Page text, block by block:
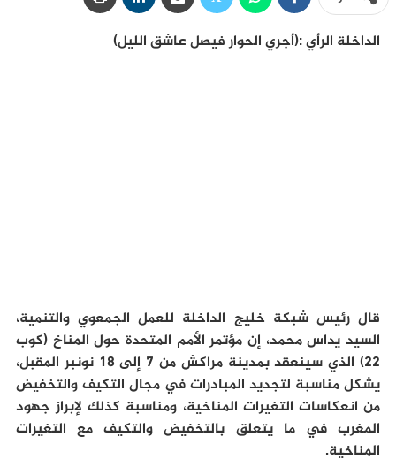
الداخلة الرأي :(أجري الحوار فيصل عاشق الليل)
قال رئيس شبكة خليج الداخلة للعمل الجمعوي والتنمية،
السيد يداس محمد، إن مؤتمر الأمم المتحدة حول المناخ (كوب
22) الذي سينعقد بمدينة مراكش من 7 إلى 18 نونبر المقبل،
يشكل مناسبة لتجديد المبادرات في مجال التكيف والتخفيض
من انعكاسات التغيرات المناخية، ومناسبة كذلك لإبراز جهود
المغرب في ما يتعلق بالتخفيض والتكيف مع التغيرات
المناخية.